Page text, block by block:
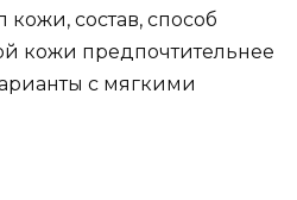
состав, способ
кожи предпочтительнее
с мягкими